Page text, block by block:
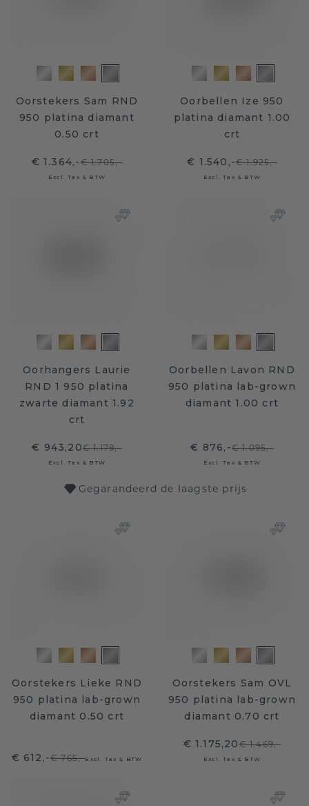
Oorstekers Sam RND
950 platina diamant
0.50 crt
€ 1.364,-€ 1.705,-
Excl. Tax & BTW
Oorbellen Ize 950
platina diamant 1.00
crt
€ 1.540,-€ 1.925,-
Excl. Tax & BTW
Oorhangers Laurie
RND 1 950 platina
zwarte diamant 1.92
crt
€ 943,20€ 1.179,-
Excl. Tax & BTW
Oorbellen Lavon RND
950 platina lab-grown
diamant 1.00 crt
€ 876,-€ 1.095,-
Excl. Tax & BTW
Gegarandeerd de laagste prijs
Oorstekers Lieke RND
950 platina lab-grown
diamant 0.50 crt
€ 612,-€ 765,-Excl. Tax & BTW
Oorstekers Sam OVL
950 platina lab-grown
diamant 0.70 crt
€ 1.175,20€ 1.469,-
Excl. Tax & BTW